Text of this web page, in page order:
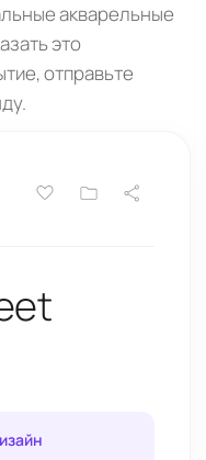
акварельные
это
отправьте